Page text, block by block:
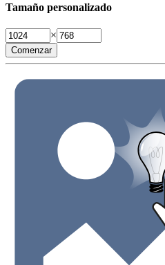
Tamaño personalizado
×
Comenzar